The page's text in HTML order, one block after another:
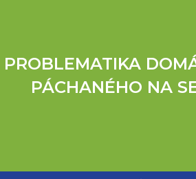
PROBLEMATIKA
PÁCHANÉHO NA